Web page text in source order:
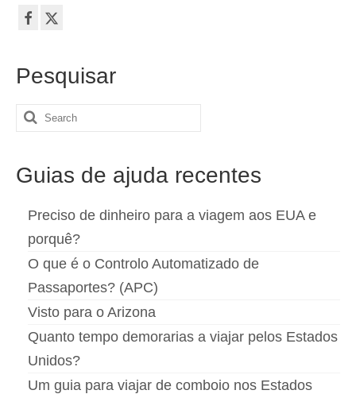
Pesquisar
Search
Guias de ajuda recentes
Preciso de dinheiro para a viagem aos EUA e
porquê?
O que é o Controlo Automatizado de
Passaportes? (APC)
Visto para o Arizona
Quanto tempo demorarias a viajar pelos Estados
Unidos?
Um guia para viajar de comboio nos Estados